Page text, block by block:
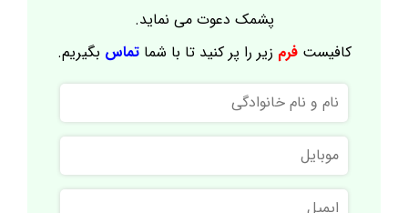
پشمک دعوت می نماید.
کافیستفرم زیر را پر کنید تا با شماتماس بگیریم.
نام
و
نام
خانوادگی
موبایل
ایمیل